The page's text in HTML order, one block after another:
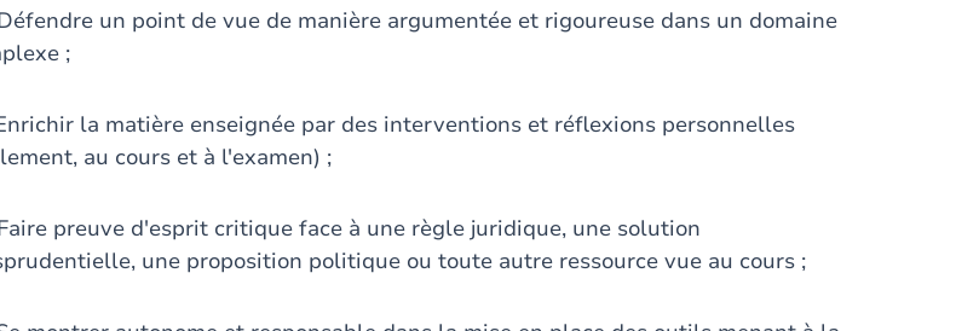
un point de vue de manière argumentée et rigoureuse dans un domaine
;
la matière enseignée par des interventions et réflexions personnelles
au cours et à l'examen) ;
preuve d'esprit critique face à une règle juridique, une solution
une proposition politique ou toute autre ressource vue au cours ;